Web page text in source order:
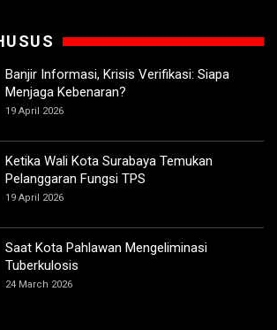
Banjir Informasi, Krisis Verifikasi: Siapa
Menjaga Kebenaran?
19 April 2026
Ketika Wali Kota Surabaya Temukan
Pelanggaran Fungsi TPS
19 April 2026
Saat Kota Pahlawan Mengeliminasi
Tuberkulosis
24 March 2026